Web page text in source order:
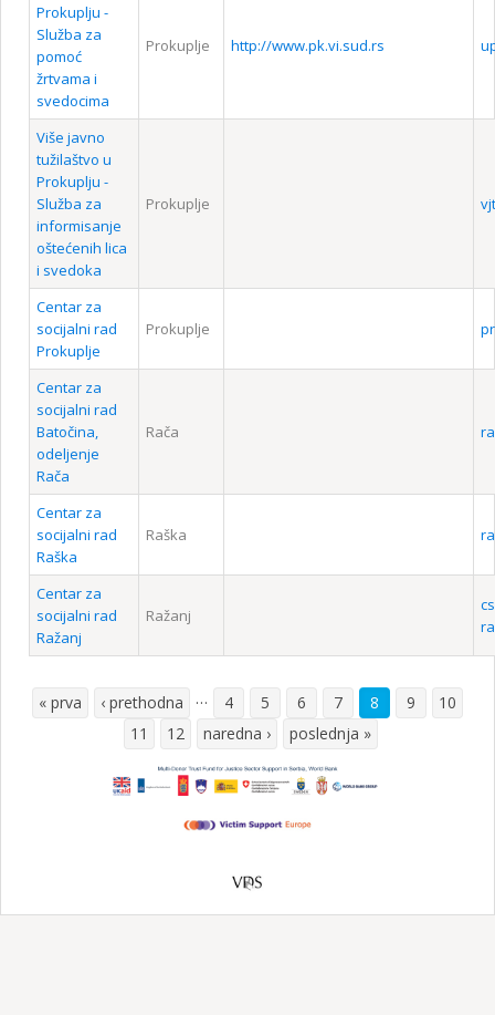
Prokuplju -
Služba za
pomoć
žrtvama i
svedocima
Prokuplje http://www.pk.vi.sud.rs
Više javno
tužilaštvo u
Prokuplju -
Služba za
informisanje
oštećenih lica
i svedoka
Prokuplje
Centar za
socijalni rad
Prokuplje
Prokuplje
Centar za
socijalni rad
Batočina,
odeljenje
Rača
Rača
Centar za
socijalni rad
Raška
Raška
Centar za
socijalni rad
Ražanj
Ražanj
Pages
« prva ‹ prethodna … 4 5 6 7 8 9
10
11
12 naredna › poslednja »